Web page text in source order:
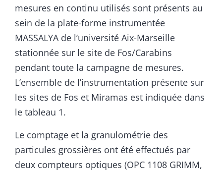
mesures en continu utilisés sont présents au
sein de la plate-forme instrumentée
MASSALYA de l’université Aix-Marseille
stationnée sur le site de Fos/Carabins
pendant toute la campagne de mesures.
L’ensemble de l’instrumentation présente sur
les sites de Fos et Miramas est indiquée dans
le tableau 1.
Le comptage et la granulométrie des
particules grossières ont été effectués par
deux compteurs optiques (OPC 1108 GRIMM,